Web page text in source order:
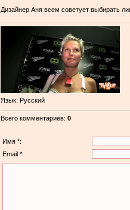
Дизайнер Аня всем советует выбирать
Язык: Русский
Всего комментариев: 0
Имя *:
Email *: